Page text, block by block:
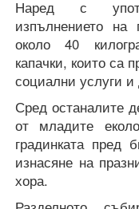
Наред с
изпълнението
около 40
капачки, които са
социални услуги и
Сред останалите
от младите
градинката пред
изнасяне на
хора.